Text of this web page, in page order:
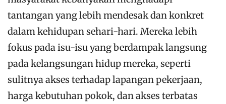
tantangan yang lebih mendesak dan konkret
dalam kehidupan sehari-hari. Mereka lebih
fokus pada isu-isu yang berdampak langsung
pada kelangsungan hidup mereka, seperti
sulitnya akses terhadap lapangan pekerjaan,
harga kebutuhan pokok, dan akses terbatas